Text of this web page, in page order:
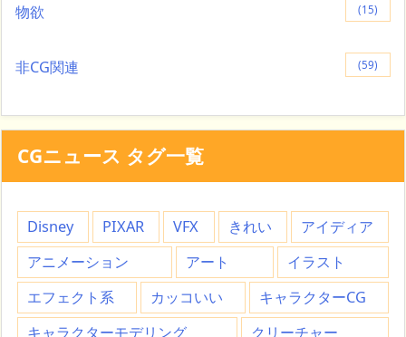
物欲 (15)
非CG関連 (59)
CGニュース タグ一覧
Disney PIXAR VFX きれい
アイディア
アニメーション
アート
イラスト
エフェクト系
カッコいい
キャラクターCG
キャラクターモデリング
クリーチャー